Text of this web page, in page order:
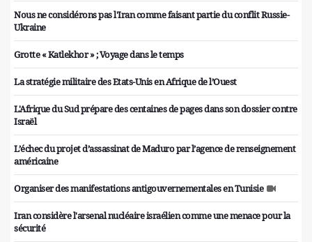
Nous ne considérons pas l'Iran comme faisant partie du conflit Russie-
Ukraine
Grotte « Katlekhor » ; Voyage dans le temps
La stratégie militaire des Etats-Unis en Afrique de l’Ouest
L'Afrique du Sud prépare des centaines de pages dans son dossier contre
Israël
L’échec du projet d’assassinat de Maduro par l’agence de renseignement
américaine
Organiser des manifestations antigouvernementales en Tunisie
Iran considère l'arsenal nucléaire israélien comme une menace pour la
sécurité